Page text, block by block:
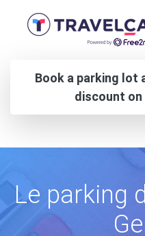
Book a parking lot
discount
Le parking